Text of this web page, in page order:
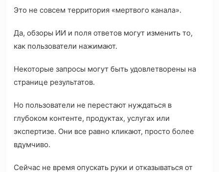
Это не совсем территория «мертвого канала».
Да, обзоры ИИ и поля ответов могут изменить то,
как пользователи нажимают.
Некоторые запросы могут быть удовлетворены на
странице результатов.
Но пользователи не перестают нуждаться в
глубоком контенте, продуктах, услугах или
экспертизе. Они все равно кликают, просто более
вдумчиво.
Сейчас не время опускать руки и отказываться от